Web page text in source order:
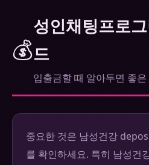
💰
성인채팅프로
드
입출금할 때 알아두면 좋은
중요한 것은 남성건강
를 확인하세요. 특히 남성건